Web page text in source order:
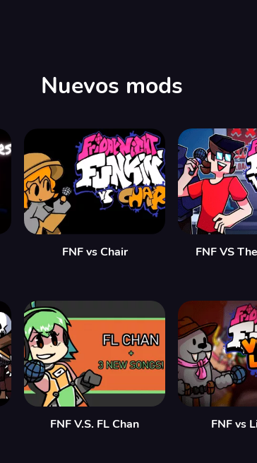
Nuevos mods
FNF vs Chair FNF VS
FNF V.S. FL Chan FNF vs